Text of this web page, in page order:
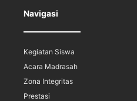
Navigasi
Kegiatan Siswa
Acara Madrasah
Zona Integritas
Prestasi